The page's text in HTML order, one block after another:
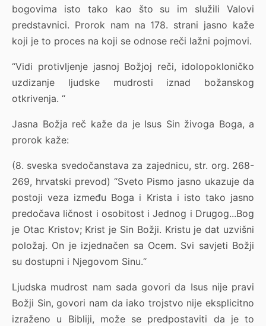
bogovima isto tako kao što su im služili Valovi
predstavnici. Prorok nam na 178. strani jasno kaže
koji je to proces na koji se odnose reči lažni pojmovi.
“Vidi protivljenje jasnoj Božjoj reči, idolopokloničko
uzdizanje ljudske mudrosti iznad božanskog
otkrivenja. “
Jasna Božja reč kaže da je Isus Sin živoga Boga, a
prorok kaže:
(8. sveska svedočanstava za zajednicu, str. org. 268-
269, hrvatski prevod) “Sveto Pismo jasno ukazuje da
postoji veza između Boga i Krista i isto tako jasno
predočava ličnost i osobitost i Jednog i Drugog...Bog
je Otac Kristov; Krist je Sin Božji. Kristu je dat uzvišni
položaj. On je izjednačen sa Ocem. Svi savjeti Božji
su dostupni i Njegovom Sinu.“
Ljudska mudrost nam sada govori da Isus nije pravi
Božji Sin, govori nam da iako trojstvo nije eksplicitno
izraženo u Bibliji, može se predpostaviti da je to